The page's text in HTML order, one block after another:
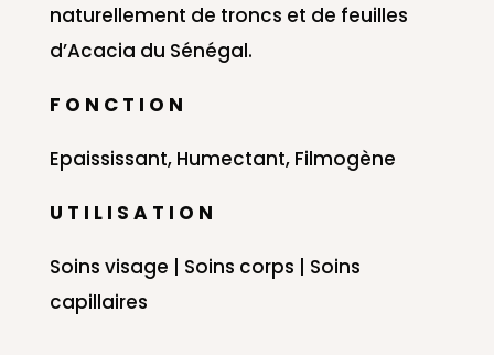
naturellement de troncs et de feuilles
d’Acacia du Sénégal.
F O N C T I O N
Epaississant, Humectant, Filmogène
U T I L I S A T I O N
Soins visage | Soins corps | Soins
capillaires